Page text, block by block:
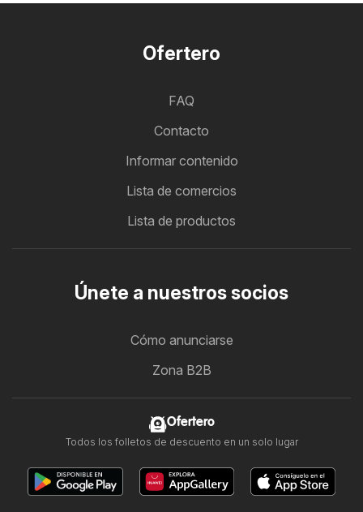
Ofertero
FAQ
Contacto
Informar contenido
Lista de comercios
Lista de productos
Únete a nuestros socios
Cómo anunciarse
Zona B2B
Ofertero
Todos los folletos de descuento en un solo lugar